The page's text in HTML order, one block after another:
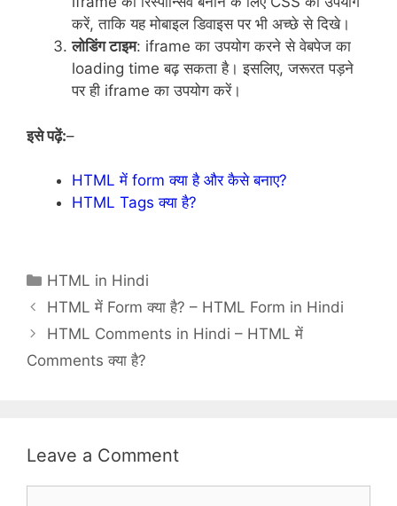
करें, ताकि यह मोबाइल डिवाइस पर भी अच्छे से दिखे।
लोडिंग टाइम: iframe का उपयोग करने से वेबपेज का
loading time बढ़ सकता है। इसलिए, जरूरत पड़ने
पर ही iframe का उपयोग करें।
इसे पढ़ें:–
HTML में form क्या है और कैसे बनाए?
HTML Tags क्या है?
Categories
HTML in Hindi
HTML में Form क्या है? – HTML Form in Hindi
HTML Comments in Hindi – HTML में
Comments क्या है?
Leave a Comment